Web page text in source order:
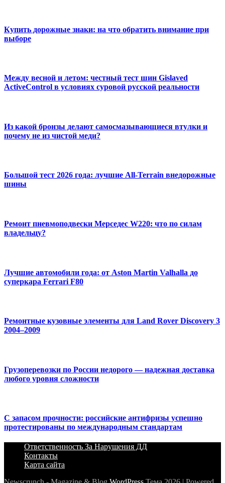
Купить дорожные знаки: на что обратить внимание при
выборе
Между весной и летом: честный тест шин Gislaved
ActiveControl в условиях суровой русской реальности
Из какой бронзы делают самосмазывающиеся втулки и
почему не из чистой меди?
Большой тест 2026 года: лучшие All-Terrain внедорожные
шины
Ремонт пневмоподвески Мерседес W220: что по силам
владельцу?
Лучшие автомобили года: от Aston Martin Valhalla до
суперкара Ferrari F80
Ремонтные кузовные элементы для Land Rover Discovery 3
2004–2009
Грузоперевозки по России недорого — надежная доставка
любого уровня сложности
С запасом прочности: российские антифризы успешно
протестированы по международным стандартам
Ответственность За Нарушения ДД
Контакты
Карта сайта